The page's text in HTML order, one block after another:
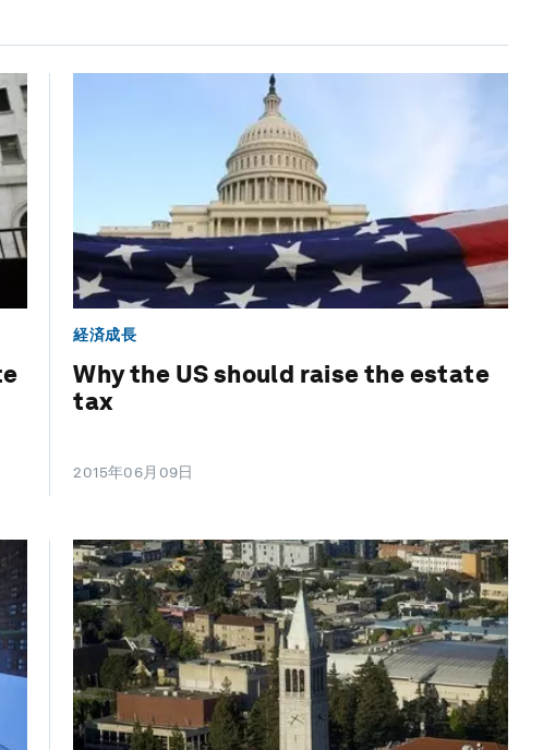
経済成長
Why the US should raise the estate
tax
2015年06月09日